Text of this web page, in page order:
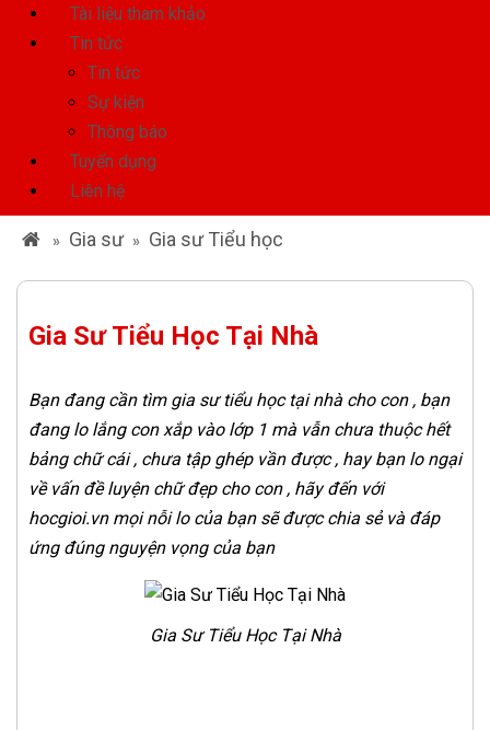
Tài liệu tham khảo
Tin tức
Tin tức
Sự kiện
Thông báo
Tuyển dụng
Liên hệ
» Gia sư » Gia sư Tiểu học
Gia Sư Tiểu Học Tại Nhà
Bạn đang cần tìm gia sư tiểu học tại nhà cho con , bạn
đang lo lắng con xắp vào lớp 1 mà vẫn chưa thuộc hết
bảng chữ cái , chưa tập ghép vần được , hay bạn lo ngại
về vấn đề luyện chữ đẹp cho con , hãy đến với
hocgioi.vn mọi nỗi lo của bạn sẽ được chia sẻ và đáp
ứng đúng nguyện vọng của bạn
Gia Sư Tiểu Học Tại Nhà